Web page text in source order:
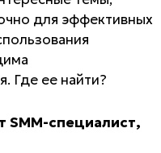
для эффективных
Где ее найти?
SMM-специалист,